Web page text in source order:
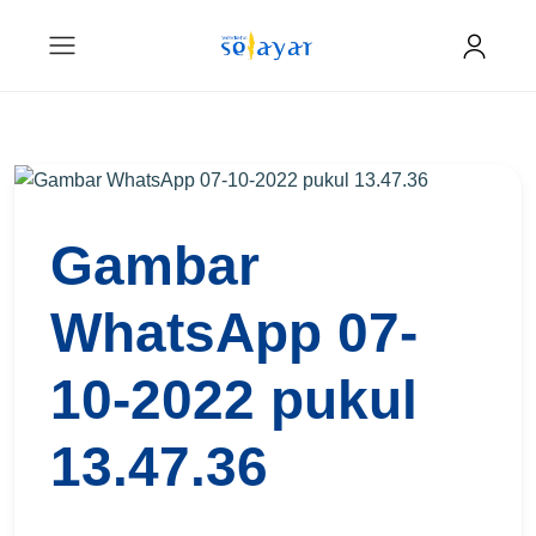
Gambar
WhatsApp 07-
10-2022 pukul
13.47.36